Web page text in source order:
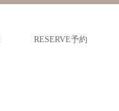
RESERVE予約